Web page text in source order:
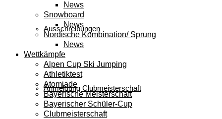
Ausschreibungen
Anmeldung Clubmeisterschaft
News
Snowboard
News
Nordische Kombination/ Sprung
News
Wettkämpfe
Alpen Cup Ski Jumping
Athletiktest
Atomiade
Bayerische Meisterschaft
Bayerischer Schüler-Cup
Clubmeisterschaft